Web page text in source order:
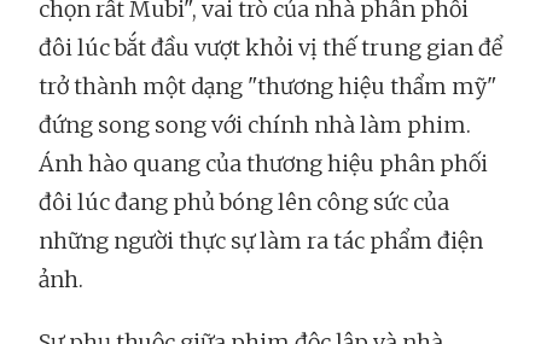
chọn rất Mubi", vai trò của nhà phân phối
đôi lúc bắt đầu vượt khỏi vị thế trung gian để
trở thành một dạng "thương hiệu thẩm mỹ"
đứng song song với chính nhà làm phim.
Ánh hào quang của thương hiệu phân phối
đôi lúc đang phủ bóng lên công sức của
những người thực sự làm ra tác phẩm điện
ảnh.